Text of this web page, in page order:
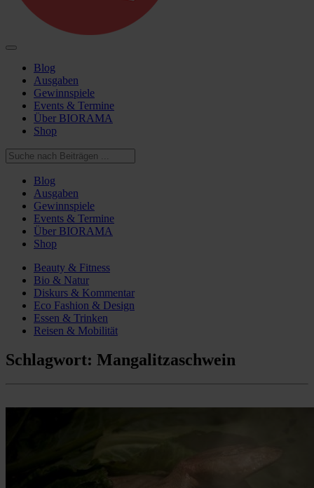
Blog
Ausgaben
Gewinnspiele
Events & Termine
Über BIORAMA
Shop
Blog
Ausgaben
Gewinnspiele
Events & Termine
Über BIORAMA
Shop
Beauty & Fitness
Bio & Natur
Diskurs & Kommentar
Eco Fashion & Design
Essen & Trinken
Reisen & Mobilität
Schlagwort: Mangalitzaschwein